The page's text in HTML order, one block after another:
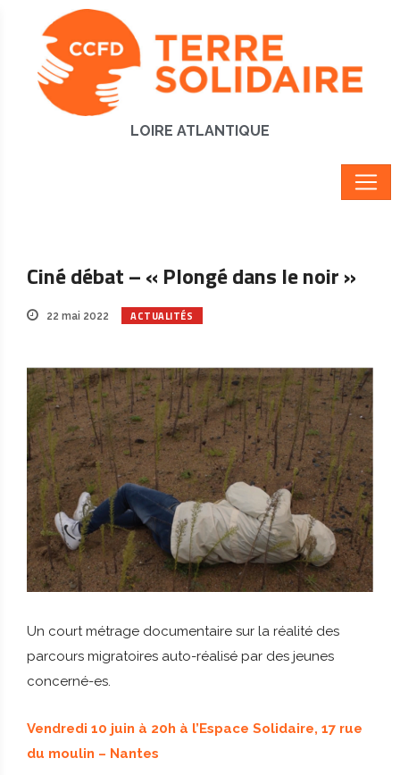
LOIRE ATLANTIQUE
Ciné débat – « Plongé dans le noir »
22 mai 2022 ACTUALITÉS
Un court métrage documentaire sur la réalité des
parcours migratoires auto-réalisé par des jeunes
concerné-es.
Vendredi 10 juin à 20h à l’Espace Solidaire, 17 rue
du moulin – Nantes